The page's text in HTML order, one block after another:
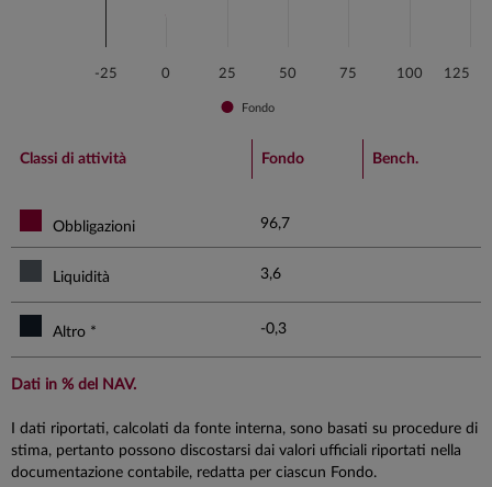
0 100
-25 25 50 75 125
Fondo
End of interactive chart.
Classi di attività Fondo Bench.
Obbligazioni 96,7
Liquidità 3,6
Altro * -0,3
Dati in % del NAV.
I dati riportati, calcolati da fonte interna, sono basati su procedure di
stima, pertanto possono discostarsi dai valori ufficiali riportati nella
documentazione contabile, redatta per ciascun Fondo.